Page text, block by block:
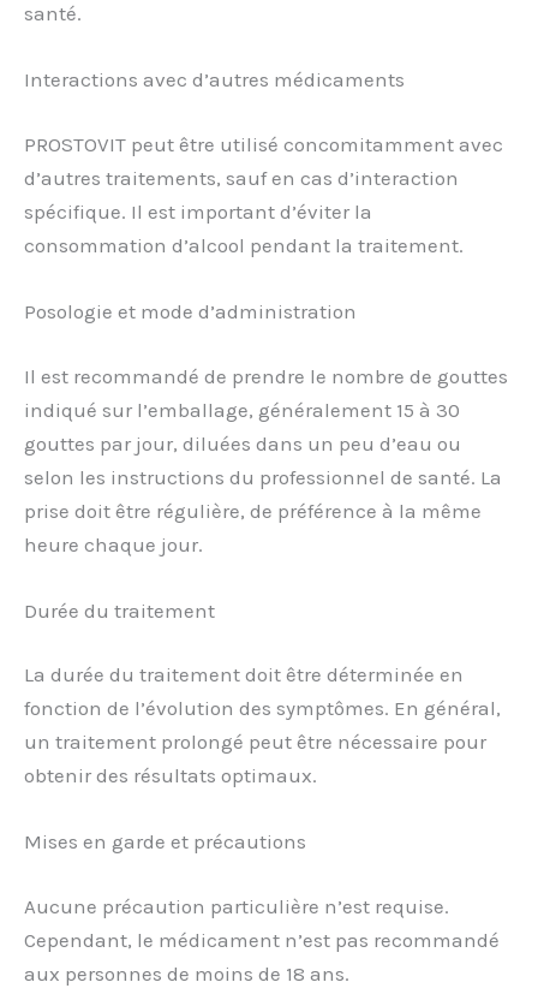
santé.
Interactions avec d’autres médicaments
PROSTOVIT peut être utilisé concomitamment avec
d’autres traitements, sauf en cas d’interaction
spécifique. Il est important d’éviter la
consommation d’alcool pendant la traitement.
Posologie et mode d’administration
Il est recommandé de prendre le nombre de gouttes
indiqué sur l’emballage, généralement 15 à 30
gouttes par jour, diluées dans un peu d’eau ou
selon les instructions du professionnel de santé. La
prise doit être régulière, de préférence à la même
heure chaque jour.
Durée du traitement
La durée du traitement doit être déterminée en
fonction de l’évolution des symptômes. En général,
un traitement prolongé peut être nécessaire pour
obtenir des résultats optimaux.
Mises en garde et précautions
Aucune précaution particulière n’est requise.
Cependant, le médicament n’est pas recommandé
aux personnes de moins de 18 ans.